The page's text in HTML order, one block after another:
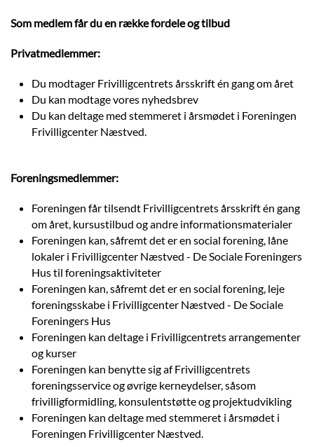
Som medlem får du en række fordele og tilbud
Privatmedlemmer:
Du modtager Frivilligcentrets årsskrift én gang om året
Du kan modtage vores nyhedsbrev
Du kan deltage med stemmeret i årsmødet i Foreningen
Frivilligcenter Næstved.
Foreningsmedlemmer:
Foreningen får tilsendt Frivilligcentrets årsskrift én gang
om året, kursustilbud og andre informationsmaterialer
Foreningen kan, såfremt det er en social forening, låne
lokaler i Frivilligcenter Næstved - De Sociale Foreningers
Hus til foreningsaktiviteter
Foreningen kan, såfremt det er en social forening, leje
foreningsskabe i Frivilligcenter Næstved - De Sociale
Foreningers Hus
Foreningen kan deltage i Frivilligcentrets arrangementer
og kurser
Foreningen kan benytte sig af Frivilligcentrets
foreningsservice og øvrige kerneydelser, såsom
frivilligformidling, konsulentstøtte og projektudvikling
Foreningen kan deltage med stemmeret i årsmødet i
Foreningen Frivilligcenter Næstved.